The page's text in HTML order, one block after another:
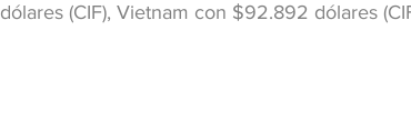
dólares (CIF), Vietnam con $92.892 dólares